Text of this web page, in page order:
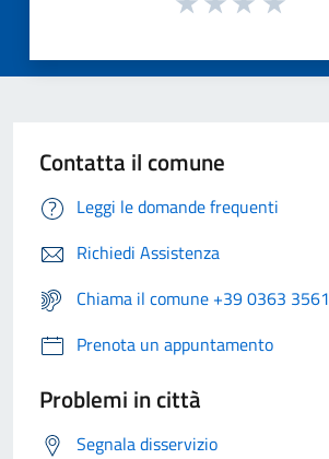
Contatta il comune
Leggi le domande frequenti
Richiedi Assistenza
Chiama il comune +39 0363 3561
Prenota un appuntamento
Problemi in città
Segnala disservizio